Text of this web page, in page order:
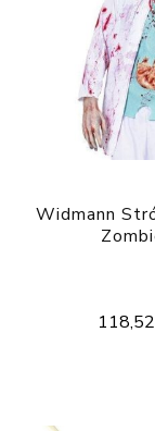
Widmann
118,52